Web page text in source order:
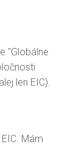
"Globálne
len EIC).
Mám